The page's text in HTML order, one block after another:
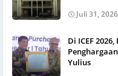
Juli 31, 2026
Di ICEF
Yulius